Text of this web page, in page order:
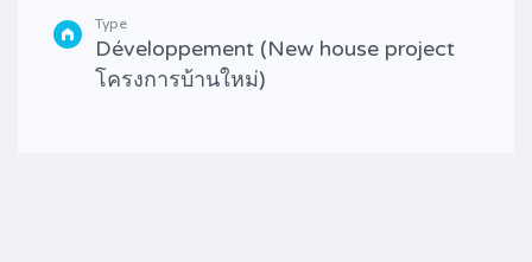
Type
Développement (New house project
โครงการบ้านใหม่)